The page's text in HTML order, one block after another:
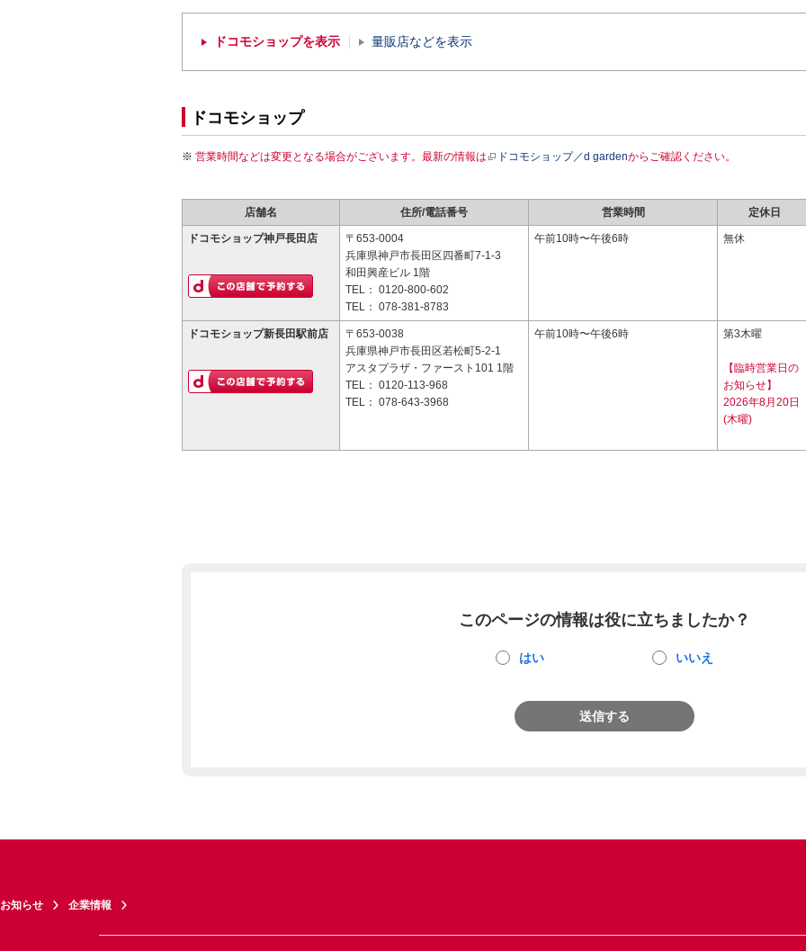
ドコモショップを表示 量販店などを表示
ドコモショップ
営業時間などは変更となる場合がございます。最新の情報は ドコモショップ／d gardenからご確認ください。
店舗名 住所/電話番号 営業時間 定休日
ドコモショップ神戸長田店
〒653-0004
兵庫県神戸市長田区四番町7-1-3
和田興産ビル 1階
TEL： 0120-800-602
TEL： 078-381-8783
午前10時〜午後6時 無休
ドコモショップ新長田駅前店
〒653-0038
兵庫県神戸市長田区若松町5-2-1
アスタプラザ・ファースト101 1階
TEL： 0120-113-968
TEL： 078-643-3968
午前10時〜午後6時 第3木曜
【臨時営業日の
お知らせ】
2026年8月20日
(木曜)
このページの情報は役に立ちましたか？
はい いいえ
送信する
お知らせ 企業情報